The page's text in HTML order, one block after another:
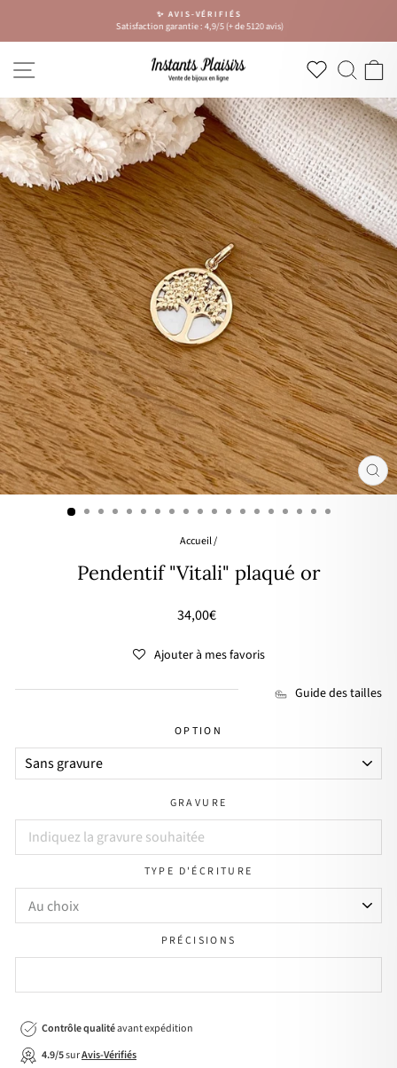
contenu
Diaporama
Pause
✨ AVIS-VÉRIFIÉS
Satisfaction garantie : 4,9/5 (+ de 5120 avis)
Accueil/
Pendentif "Vitali" plaqué or
Prix
34,00€
Ajouter à mes favoris
Guide des tailles
OPTION
GRAVURE
TYPE D'ÉCRITURE
PRÉCISIONS
Contrôle qualitéavant expédition
4.9/5surAvis-Vérifiés